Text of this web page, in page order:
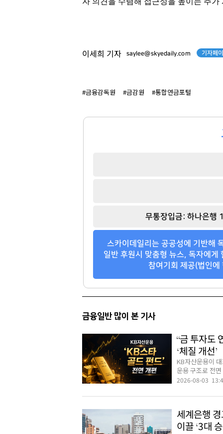
사이몬
팬클럽 참여
HK이노엔
팬클럽 참여
이세희 기자 saylee@skyedaily.com 기자페
#금융감독원 #금감원 #통합연금포털
무통장입금: 하나은
스카이데일리는 공공성에 기반해
일반 후원시 맞춤형 뉴스, 독자에게
참여기회 제공(법인
금융일반 많이 본 기사
“금 투자도
‘체질 개선’
KB자산운용이
운용 구조로 전
2026-08-03
세계은행
이끌 ‘3대